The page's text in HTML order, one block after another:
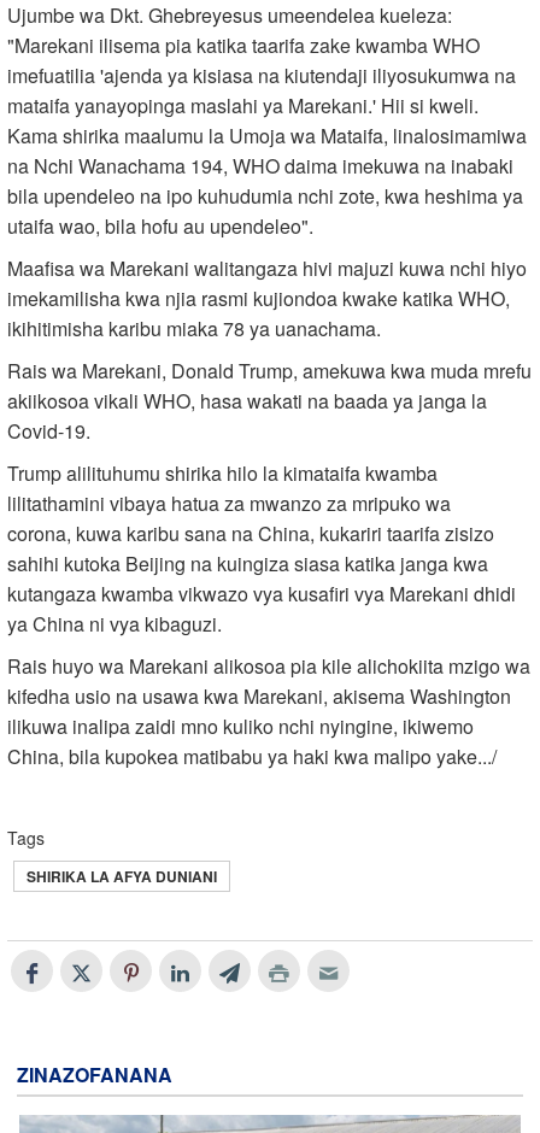
Ujumbe wa Dkt. Ghebreyesus umeendelea kueleza:
"Marekani ilisema pia katika taarifa zake kwamba WHO
imefuatilia 'ajenda ya kisiasa na kiutendaji iliyosukumwa na
mataifa yanayopinga maslahi ya Marekani.' Hii si kweli.
Kama shirika maalumu la Umoja wa Mataifa, linalosimamiwa
na Nchi Wanachama 194, WHO daima imekuwa na inabaki
bila upendeleo na ipo kuhudumia nchi zote, kwa heshima ya
utaifa wao, bila hofu au upendeleo".
Maafisa wa Marekani walitangaza hivi majuzi kuwa nchi hiyo
imekamilisha kwa njia rasmi kujiondoa kwake katika WHO,
ikihitimisha karibu miaka 78 ya uanachama.
Rais wa Marekani, Donald Trump, amekuwa kwa muda mrefu
akiikosoa vikali WHO, hasa wakati na baada ya janga la
Covid-19.
Trump alilituhumu shirika hilo la kimataifa kwamba
lilitathamini vibaya hatua za mwanzo za mripuko wa
corona, kuwa karibu sana na China, kukariri taarifa zisizo
sahihi kutoka Beijing na kuingiza siasa katika janga kwa
kutangaza kwamba vikwazo vya kusafiri vya Marekani dhidi
ya China ni vya kibaguzi.
Rais huyo wa Marekani alikosoa pia kile alichokiita mzigo wa
kifedha usio na usawa kwa Marekani, akisema Washington
ilikuwa inalipa zaidi mno kuliko nchi nyingine, ikiwemo
China, bila kupokea matibabu ya haki kwa malipo yake.../
Tags
SHIRIKA LA AFYA DUNIANI
ZINAZOFANANA